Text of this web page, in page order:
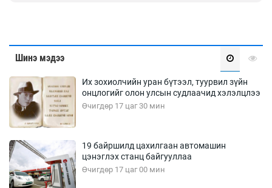
Шинэ мэдээ
Их зохиолчийн уран бүтээл, туурвил зүйн
онцлогийг олон улсын судлаачид хэлэлцлээ
Өчигдөр 17 цаг 30 мин
19 байршилд цахилгаан автомашин
цэнэглэх станц байгууллаа
Өчигдөр 17 цаг 00 мин